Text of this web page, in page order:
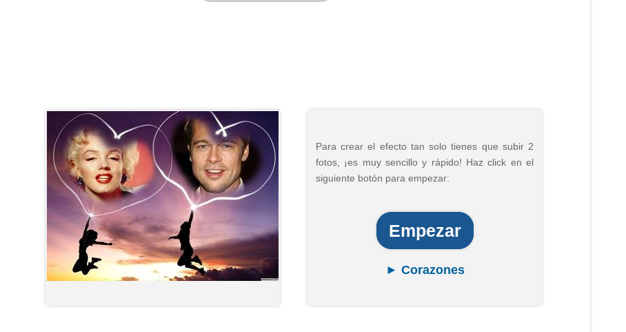
Para crear el efecto tan solo tienes que subir 2
fotos, ¡es muy sencillo y rápido! Haz click en el
siguiente botón para empezar:
Empezar
► Corazones